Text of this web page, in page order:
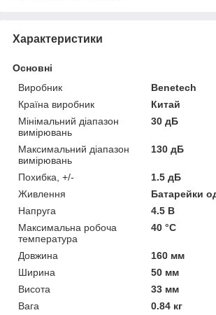
Характеристики
Основні
Виробник
Benetech
Країна виробник
Китай
Мінімальний діапазон
вимірювань
30 дБ
Максимальний діапазон
вимірювань
130 дБ
Похибка, +/-
1.5 дБ
Живлення
Батарейки
Напруга
4.5 В
Максимальна робоча
температура
40 °С
Довжина
160 мм
Ширина
50 мм
Висота
33 мм
Вага
0.84 кг